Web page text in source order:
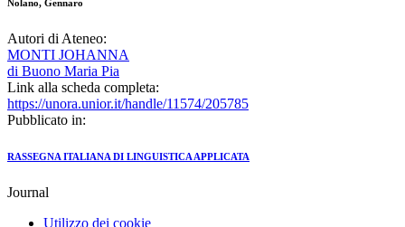
Nolano, Gennaro
Autori di Ateneo:
MONTI JOHANNA
di Buono Maria Pia
Link alla scheda completa:
https://unora.unior.it/handle/11574/205785
Pubblicato in:
RASSEGNA ITALIANA DI LINGUISTICA APPLICATA
Journal
Utilizzo dei cookie